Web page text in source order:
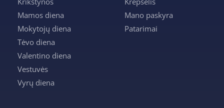
Mamos diena
Mokytojų diena
Tėvo diena
Valentino diena
Vestuvės
Vyrų diena
Mano paskyra
Patarimai